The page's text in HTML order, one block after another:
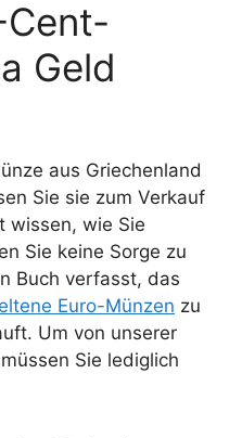
Geld
aus Griechenland
Sie sie zum Verkauf
wissen, wie Sie
Sie keine Sorge zu
Buch verfasst, das
Euro-Münzen zu
Um von unserer
Sie lediglich